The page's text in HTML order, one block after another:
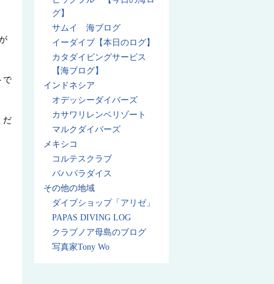
で
だ
グ】
サムイ 海ブログ
イーダイブ【本日のログ】
カタダイビングサービス
【海ブログ】
インドネシア
オデッシーダイバーズ
カサワリレンベリゾート
マルクダイバーズ
メキシコ
コルテスクラブ
バハパラダイス
その他の地域
ダイブショップ「アリゼ」
PAPAS DIVING LOG
クラブノア母島のブログ
写真家Tony Wo